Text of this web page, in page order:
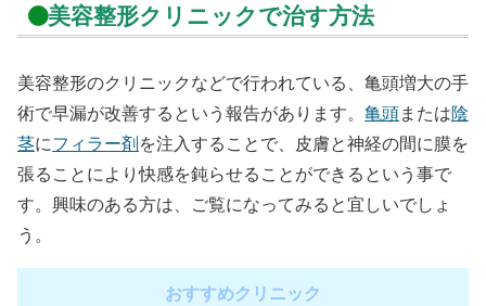
美容整形クリニックで治す方法
美容整形のクリニックなどで行われている、亀頭増大の手
術で早漏が改善するという報告があります。 亀頭または陰
茎にフィラー剤 を注入することで、皮膚と神経の間に膜を
張ることにより快感を鈍らせることができるという事で
す。興味のある方は、ご覧になってみると宜しいでしょ
う。
おすすめクリニック